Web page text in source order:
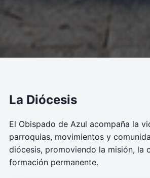
La Diócesis
El Obispado de Azul acompaña la
parroquias, movimientos y
diócesis, promoviendo la misión, la
formación permanente.